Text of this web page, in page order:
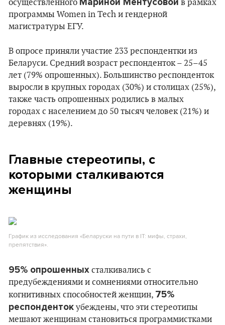
осуществленного
в рамках
программы Women in Tech и гендерной
магистратуры ЕГУ.
В опросе приняли участие 233 респондентки из
Беларуси. Средний возраст респонденток – 25–45
лет (79% опрошенных). Большинство респонденток
выросли в крупных городах (30%) и столицах (25%),
также часть опрошенных родились в малых
городах с населением до 50 тысяч человек (21%) и
деревнях (19%).
Главные стереотипы, с
которыми сталкиваются
женщины
График из исследования «Беларуски на пути в IT: мифы, страхи,
препятствия».
95% опрошенных сталкивались с
предубеждениями и сомнениями относительно
когнитивных способностей женщин, 75%
респонденток убеждены, что эти стереотипы
мешают женщинам становиться программистками